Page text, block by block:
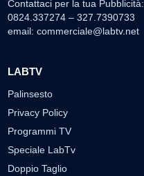
Contattaci per la tua Pubblicità:
0824.337274 – 327.7390733
email: commerciale@labtv.net
LABTV
Palinsesto
Privacy Policy
Programmi TV
Speciale LabTv
Doppio Taglio